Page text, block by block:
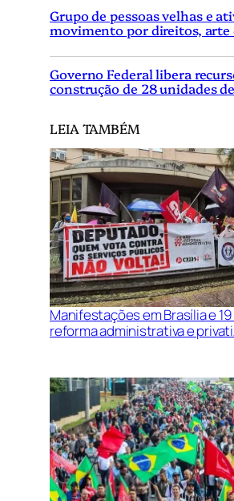
Grupo de pessoas velhas e
movimento por direitos, arte
Governo Federal libera
construção de 28 unidades
LEIA TAMBÉM
Manifestações em Brasília e
reforma administrativa e